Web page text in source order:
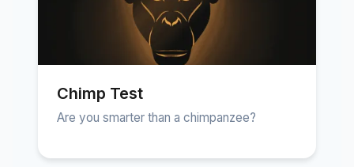
Chimp Test
Are you smarter than a chimpanzee?